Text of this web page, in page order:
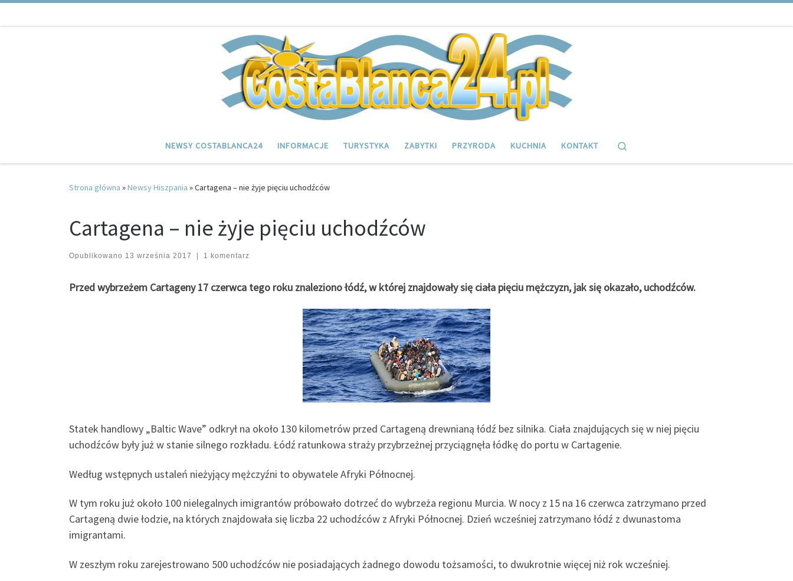
NEWSY COSTABLANCA24 INFORMACJE TURYSTYKA ZABYTKI PRZYRODA KUCHNIA KONTAKT
Strona główna »Newsy Hiszpania »Cartagena – nie żyje pięciu uchodźców
Cartagena – nie żyje pięciu uchodźców
Opublikowano 13 września 2017 1 komentarz
Przed wybrzeżem Cartageny 17 czerwca tego roku znaleziono łódź, w której znajdowały się ciała pięciu mężczyzn, jak się okazało, uchodźców.
Statek handlowy „Baltic Wave” odkrył na około 130 kilometrów przed Cartageną drewnianą łódź bez silnika. Ciała znajdujących się w niej pięciu
uchodźców były już w stanie silnego rozkładu. Łódź ratunkowa straży przybrzeżnej przyciągnęła łódkę do portu w Cartagenie.
Według wstępnych ustaleń nieżyjący mężczyźni to obywatele Afryki Północnej.
W tym roku już około 100 nielegalnych imigrantów próbowało dotrzeć do wybrzeża regionu Murcia. W nocy z 15 na 16 czerwca zatrzymano przed
Cartageną dwie łodzie, na których znajdowała się liczba 22 uchodźców z Afryki Północnej. Dzień wcześniej zatrzymano łódź z dwunastoma
imigrantami.
W zeszłym roku zarejestrowano 500 uchodźców nie posiadających żadnego dowodu tożsamości, to dwukrotnie więcej niż rok wcześniej.